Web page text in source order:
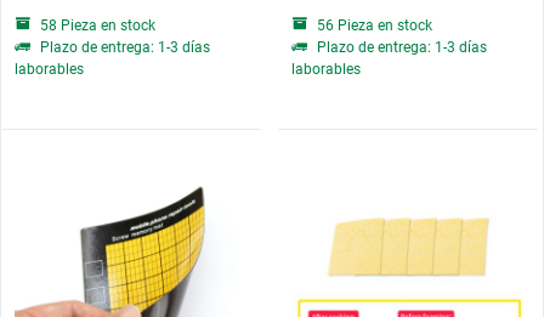
58 Pieza en stock
Plazo de entrega: 1-3 días
laborables
56 Pieza en stock
Plazo de entrega: 1-3 días
laborables